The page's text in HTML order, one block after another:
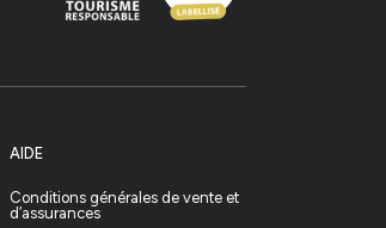
AIDE
Conditions générales de vente et
d’assurances